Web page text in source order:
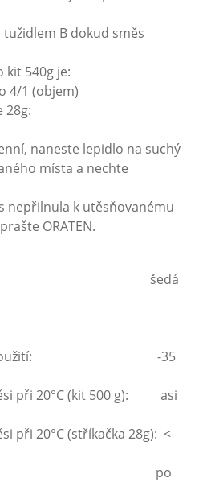
B dokud směs
pro kit 540g je:
4/1 (objem)
stříkačce 28g:
naneste lepidlo na suchý
místa a nechte
nepřilnula k utěsňovanému
ORATEN.
šedá
směsi:
pro použití: -35
při 20°C (kit 500 g): asi
při 20°C (stříkačka 28g): <
po